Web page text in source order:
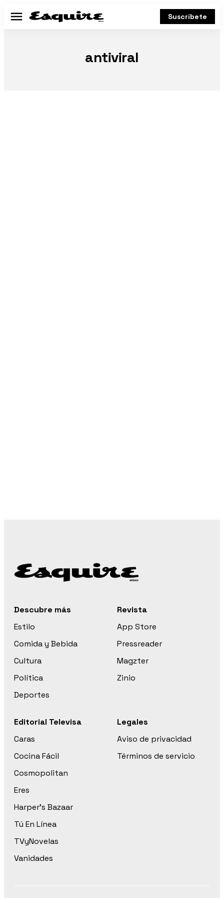
Menú Suscríbete
antiviral
Descubre más
Estilo
Comida y Bebida
Cultura
Política
Deportes
Revista
App Store
Pressreader
Magzter
Zinio
Editorial Televisa
Caras
Cocina Fácil
Cosmopolitan
Eres
Harper’s Bazaar
Tú En Línea
TVyNovelas
Vanidades
Legales
Aviso de privacidad
Términos de servicio